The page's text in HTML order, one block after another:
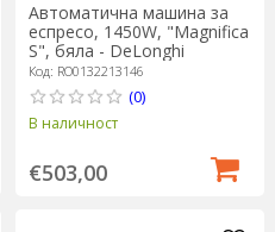
Автоматична машина за
еспресо, 1450W, "Magnifica
S", бяла - DeLonghi
Код: RO0132213146
(0)
В наличност
€503,00